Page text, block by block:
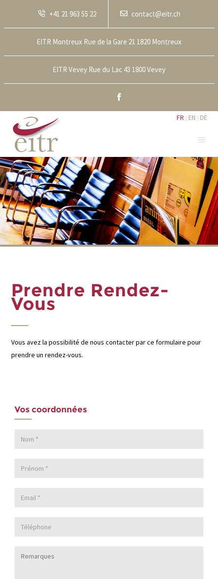
+41 21 963 55 22 contact@eitr.ch
EITR Montreux Rue de la Gare 21 1820 Montreux
EITR Vevey Rue du Lac 43 1800 Vevey
FR EN DE
Prendre Rendez-
Vous
Vous avez la possibilité de nous contacter par ce formulaire pour
prendre un rendez-vous.
Vos coordonnées